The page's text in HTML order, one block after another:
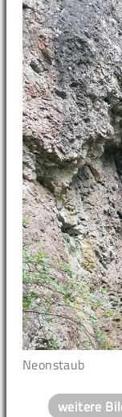
Neonstaub
weitere